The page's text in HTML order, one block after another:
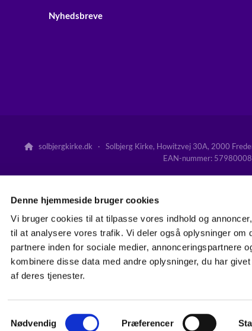
Denne hjemmeside bruger cookies
Vi bruger cookies til at tilpasse vores indhold og
til at analysere vores trafik. Vi deler også oplysninger om
partnere inden for sociale medier, annonceringspartnere
kombinere disse data med andre oplysninger, du har
af deres tjenester.
Nødvendig Præferencer
Nyhedsbreve
solbjergkirke.dk · Solbjerg Kirke, Howitzvej 30A, 2000
EAN-nummer:
Gå til
Kontakt